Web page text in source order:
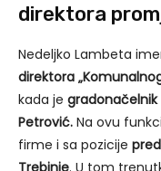
direktora
Nedeljko Lambeta
direktora
kada je gradonačelnik
Petrović. Na ovu
firme i sa pozicije
Trebinje. U tom